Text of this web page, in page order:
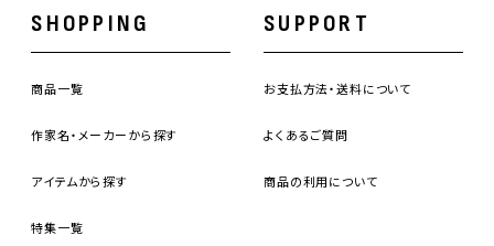
SHOPPING
商品一覧
作家名・メーカーから探す
アイテムから探す
特集一覧
SUPPORT
お支払方法・送料について
よくあるご質問
商品の利用について